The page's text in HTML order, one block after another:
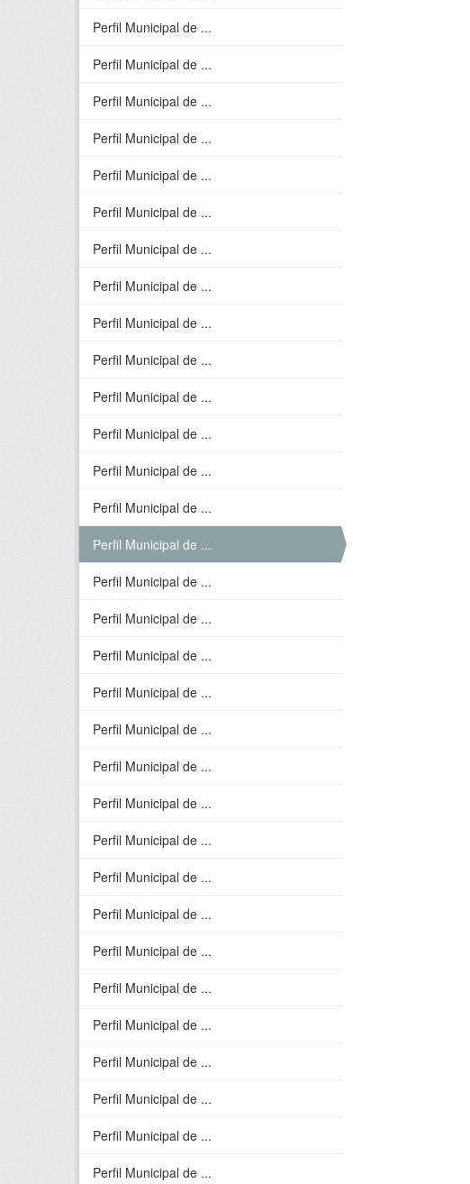
Perfil Municipal de ...
Perfil Municipal de ...
Perfil Municipal de ...
Perfil Municipal de ...
Perfil Municipal de ...
Perfil Municipal de ...
Perfil Municipal de ...
Perfil Municipal de ...
Perfil Municipal de ...
Perfil Municipal de ...
Perfil Municipal de ...
Perfil Municipal de ...
Perfil Municipal de ...
Perfil Municipal de ...
Perfil Municipal de ...
Perfil Municipal de ...
Perfil Municipal de ...
Perfil Municipal de ...
Perfil Municipal de ...
Perfil Municipal de ...
Perfil Municipal de ...
Perfil Municipal de ...
Perfil Municipal de ...
Perfil Municipal de ...
Perfil Municipal de ...
Perfil Municipal de ...
Perfil Municipal de ...
Perfil Municipal de ...
Perfil Municipal de ...
Perfil Municipal de ...
Perfil Municipal de ...
Perfil Municipal de ...